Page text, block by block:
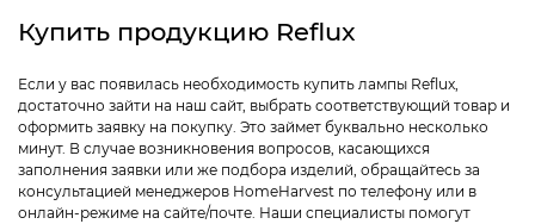
Купить продукцию Reflux
Если у вас появилась необходимость купить лампы Reflux,
достаточно зайти на наш сайт, выбрать соответствующий товар и
оформить заявку на покупку. Это займет буквально несколько
минут. В случае возникновения вопросов, касающихся
заполнения заявки или же подбора изделий, обращайтесь за
консультацией менеджеров HomeHarvest по телефону или в
онлайн-режиме на сайте/почте. Наши специалисты помогут